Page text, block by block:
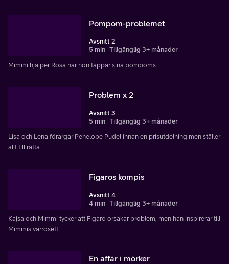
Pompom-problemet
Avsnitt 2
5 min Tillgänglig 3+ månader
Mimmi hjälper Rosa när hon tappar sina pompoms.
Problem x 2
Avsnitt 3
5 min Tillgänglig 3+ månader
Lisa och Lena förargar Penelope Pudel innan en prisutdelning men ställer
allt till rätta.
Figaros kompis
Avsnitt 4
4 min Tillgänglig 3+ månader
Kajsa och Mimmi tycker att Figaro orsakar problem, men han inspirerar till
Mimmis vårrosett.
En affär i mörker